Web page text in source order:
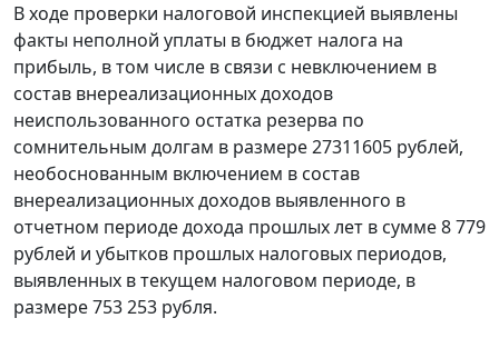
В ходе проверки налоговой инспекцией выявлены
факты неполной уплаты в бюджет налога на
прибыль, в том числе в связи с невключением в
состав внереализационных доходов
неиспользованного остатка резерва по
сомнительным долгам в размере 27311605 рублей,
необоснованным включением в состав
внереализационных доходов выявленного в
отчетном периоде дохода прошлых лет в сумме 8 779
рублей и убытков прошлых налоговых периодов,
выявленных в текущем налоговом периоде, в
размере 753 253 рубля.